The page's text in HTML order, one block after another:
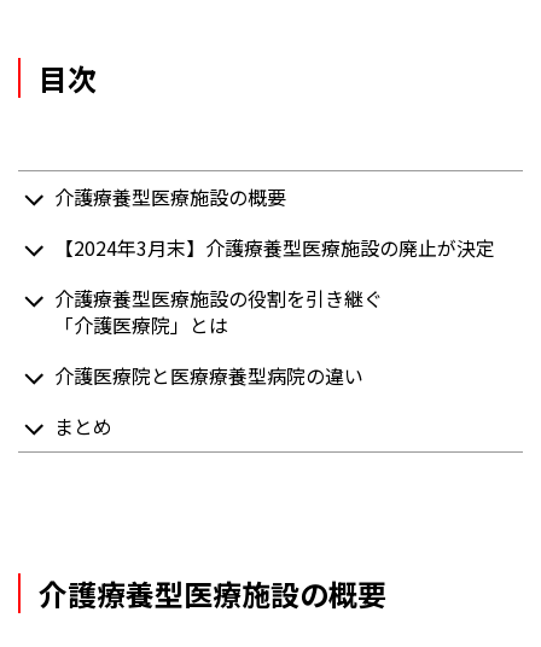
目次
介護療養型医療施設の概要
【2024年3月末】介護療養型医療施設の廃止が決定
介護療養型医療施設の役割を引き継ぐ
「介護医療院」とは
介護医療院と医療療養型病院の違い
まとめ
介護療養型医療施設の概要